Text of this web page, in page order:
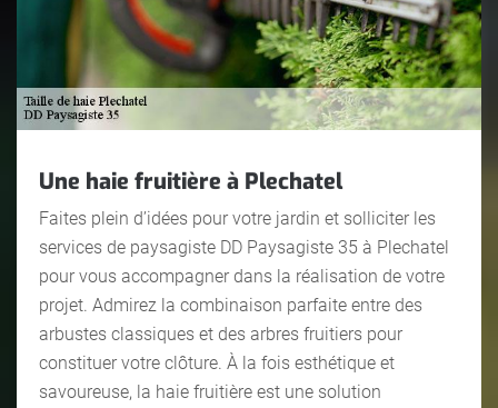
Une haie fruitière à Plechatel
Faites plein d’idées pour votre jardin et solliciter les
services de paysagiste DD Paysagiste 35 à Plechatel
pour vous accompagner dans la réalisation de votre
projet. Admirez la combinaison parfaite entre des
arbustes classiques et des arbres fruitiers pour
constituer votre clôture. À la fois esthétique et
savoureuse, la haie fruitière est une solution